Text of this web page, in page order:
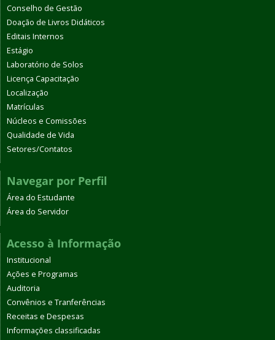
Conselho de Gestão
Doação de Livros Didáticos
Editais Internos
Estágio
Laboratório de Solos
Licença Capacitação
Localização
Matrículas
Núcleos e Comissões
Qualidade de Vida
Setores/Contatos
Navegar por Perfil
Área do Estudante
Área do Servidor
Acesso à Informação
Institucional
Ações e Programas
Auditoria
Convênios e Tranferências
Receitas e Despesas
Informações classificadas